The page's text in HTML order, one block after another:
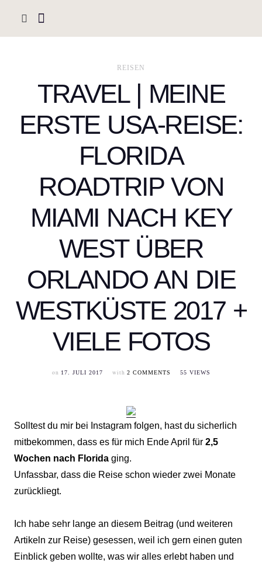
REISEN
TRAVEL | MEINE
ERSTE USA-REISE:
FLORIDA
ROADTRIP VON
MIAMI NACH KEY
WEST ÜBER
ORLANDO AN DIE
WESTKÜSTE 2017 +
VIELE FOTOS
on 17. JULI 2017 with 2 COMMENTS 55 VIEWS
Solltest du mir bei Instagram folgen, hast du sicherlich
mitbekommen, dass es für mich Ende April für 2,5
Wochen nach Florida ging.
Unfassbar, dass die Reise schon wieder zwei Monate
zurückliegt.
Ich habe sehr lange an diesem Beitrag (und weiteren
Artikeln zur Reise) gesessen, weil ich gern einen guten
Einblick geben wollte, was wir alles erlebt haben und